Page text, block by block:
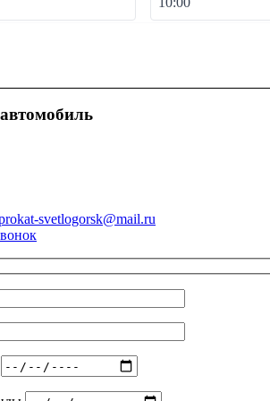
svetlogorsk@mail.ru